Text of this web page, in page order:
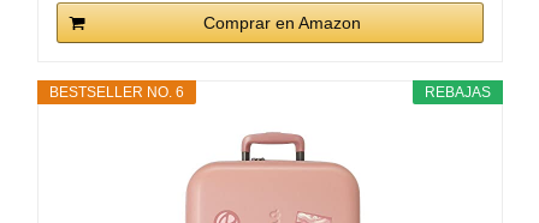
Comprar en Amazon
REBAJAS
BESTSELLER NO. 6